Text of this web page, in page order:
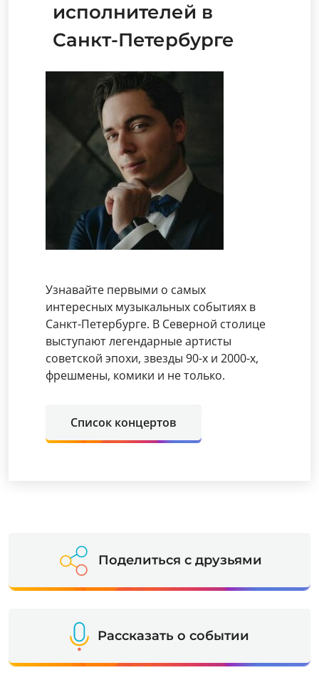
исполнителей в
Санкт-Петербурге
Узнавайте первыми о самых
интересных музыкальных событиях в
Санкт-Петербурге. В Северной столице
выступают легендарные артисты
советской эпохи, звезды 90-х и 2000-х,
фрешмены, комики и не только.
Список концертов
Поделиться с друзьями
Рассказать о событии